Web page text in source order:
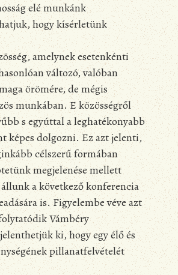
elé munkánk
hogy kísérletünk
amelynek esetenkénti
változó, valóban
örömére, de mégis
munkában. E közösségről
s egyúttal a leghatékonyabb
képes dolgozni. Ez azt jelenti,
célszerű formában
megjelenése mellett
a következő konferencia
is. Figyelembe véve azt
Vámbéry
ki, hogy egy élő és
pillanatfelvételét